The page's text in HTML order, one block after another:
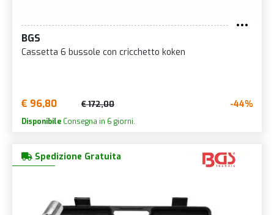
BGS
Cassetta 6 bussole con cricchetto koken
€ 96,80 € 172,00 -44%
Disponibile Consegna in 6 giorni.
Spedizione Gratuita